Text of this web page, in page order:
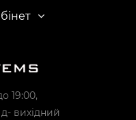
19:00,
вихідний